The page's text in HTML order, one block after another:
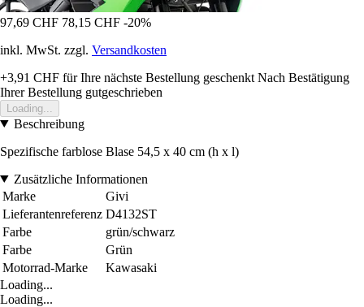
97,69 CHF 78,15 CHF -20%
inkl. MwSt. zzgl. Versandkosten
+3,91 CHF für Ihre nächste Bestellung geschenkt Nach Bestätigung
Ihrer Bestellung gutgeschrieben
Loading...
Beschreibung
Spezifische farblose Blase 54,5 x 40 cm (h x l)
Zusätzliche Informationen
Marke
Givi
Lieferantenreferenz D4132ST
Farbe
grün/schwarz
Farbe
Grün
Motorrad-Marke
Kawasaki
Loading...
Loading...